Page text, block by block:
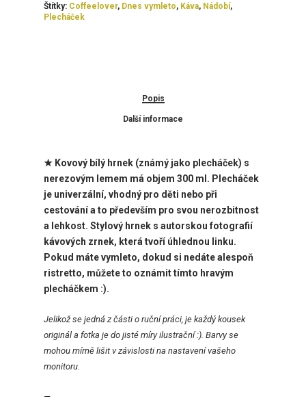
Štítky: Coffeelover, Dnes vymleto, Káva, Nádobí,
Plecháček
Popis
Další informace
★ Kovový bílý hrnek (známý jako plecháček) s
nerezovým lemem má objem 300 ml. Plecháček
je univerzální, vhodný pro děti nebo při
cestování a to především pro svou nerozbitnost
a lehkost. Stylový hrnek s autorskou fotografií
kávových zrnek, která tvoří úhlednou linku.
Pokud máte vymleto, dokud si nedáte alespoň
ristretto, můžete to oznámit tímto hravým
plecháčkem :).
Jelikož se jedná z části o ruční práci, je každý kousek
originál a fotka je do jisté míry ilustrační :). Barvy se
mohou mírně lišit v závislosti na nastavení vašeho
monitoru.
—